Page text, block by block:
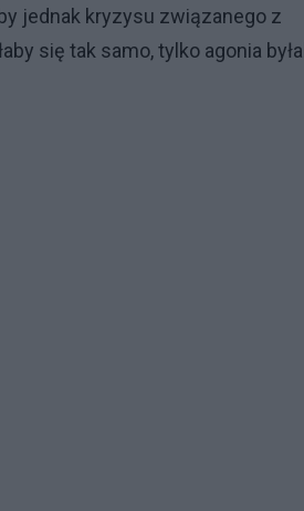
jednak kryzysu związanego z
się tak samo, tylko agonia